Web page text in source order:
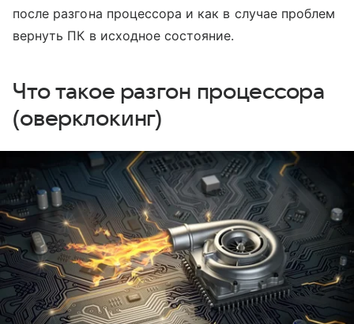
после разгона процессора и как в случае проблем
вернуть ПК в исходное состояние.
Что такое разгон процессора
(оверклокинг)